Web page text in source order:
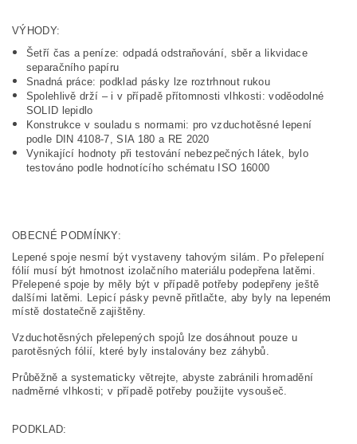
VÝHODY:
Šetří čas a peníze: odpadá odstraňování, sběr a likvidace
separačního papíru
Snadná práce: podklad pásky lze roztrhnout rukou
Spolehlivě drží – i v případě přítomnosti vlhkosti: voděodolné
SOLID lepidlo
Konstrukce v souladu s normami: pro vzduchotěsné lepení
podle DIN 4108-7, SIA 180 a RE 2020
Vynikající hodnoty při testování nebezpečných látek, bylo
testováno podle hodnotícího schématu ISO 16000
OBECNÉ PODMÍNKY:
Lepené spoje nesmí být vystaveny tahovým silám. Po přelepení
fólií musí být hmotnost izolačního materiálu podepřena latěmi.
Přelepené spoje by měly být v případě potřeby podepřeny ještě
dalšími latěmi. Lepicí pásky pevně přitlačte, aby byly na lepeném
místě dostatečně zajištěny.
Vzduchotěsných přelepených spojů lze dosáhnout pouze u
parotěsných fólií, které byly instalovány bez záhybů.
Průběžně a systematicky větrejte, abyste zabránili hromadění
nadměrné vlhkosti; v případě potřeby použijte vysoušeč.
PODKLAD: